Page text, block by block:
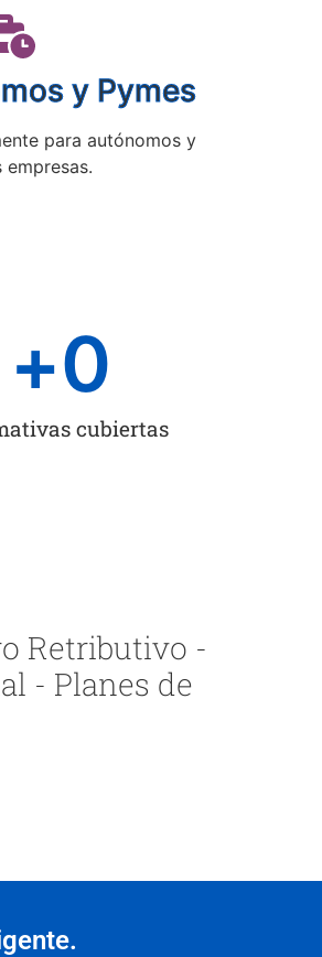
y Pymes
para autónomos y
empresas.
cubiertas
+0
Retributivo -
- Planes de